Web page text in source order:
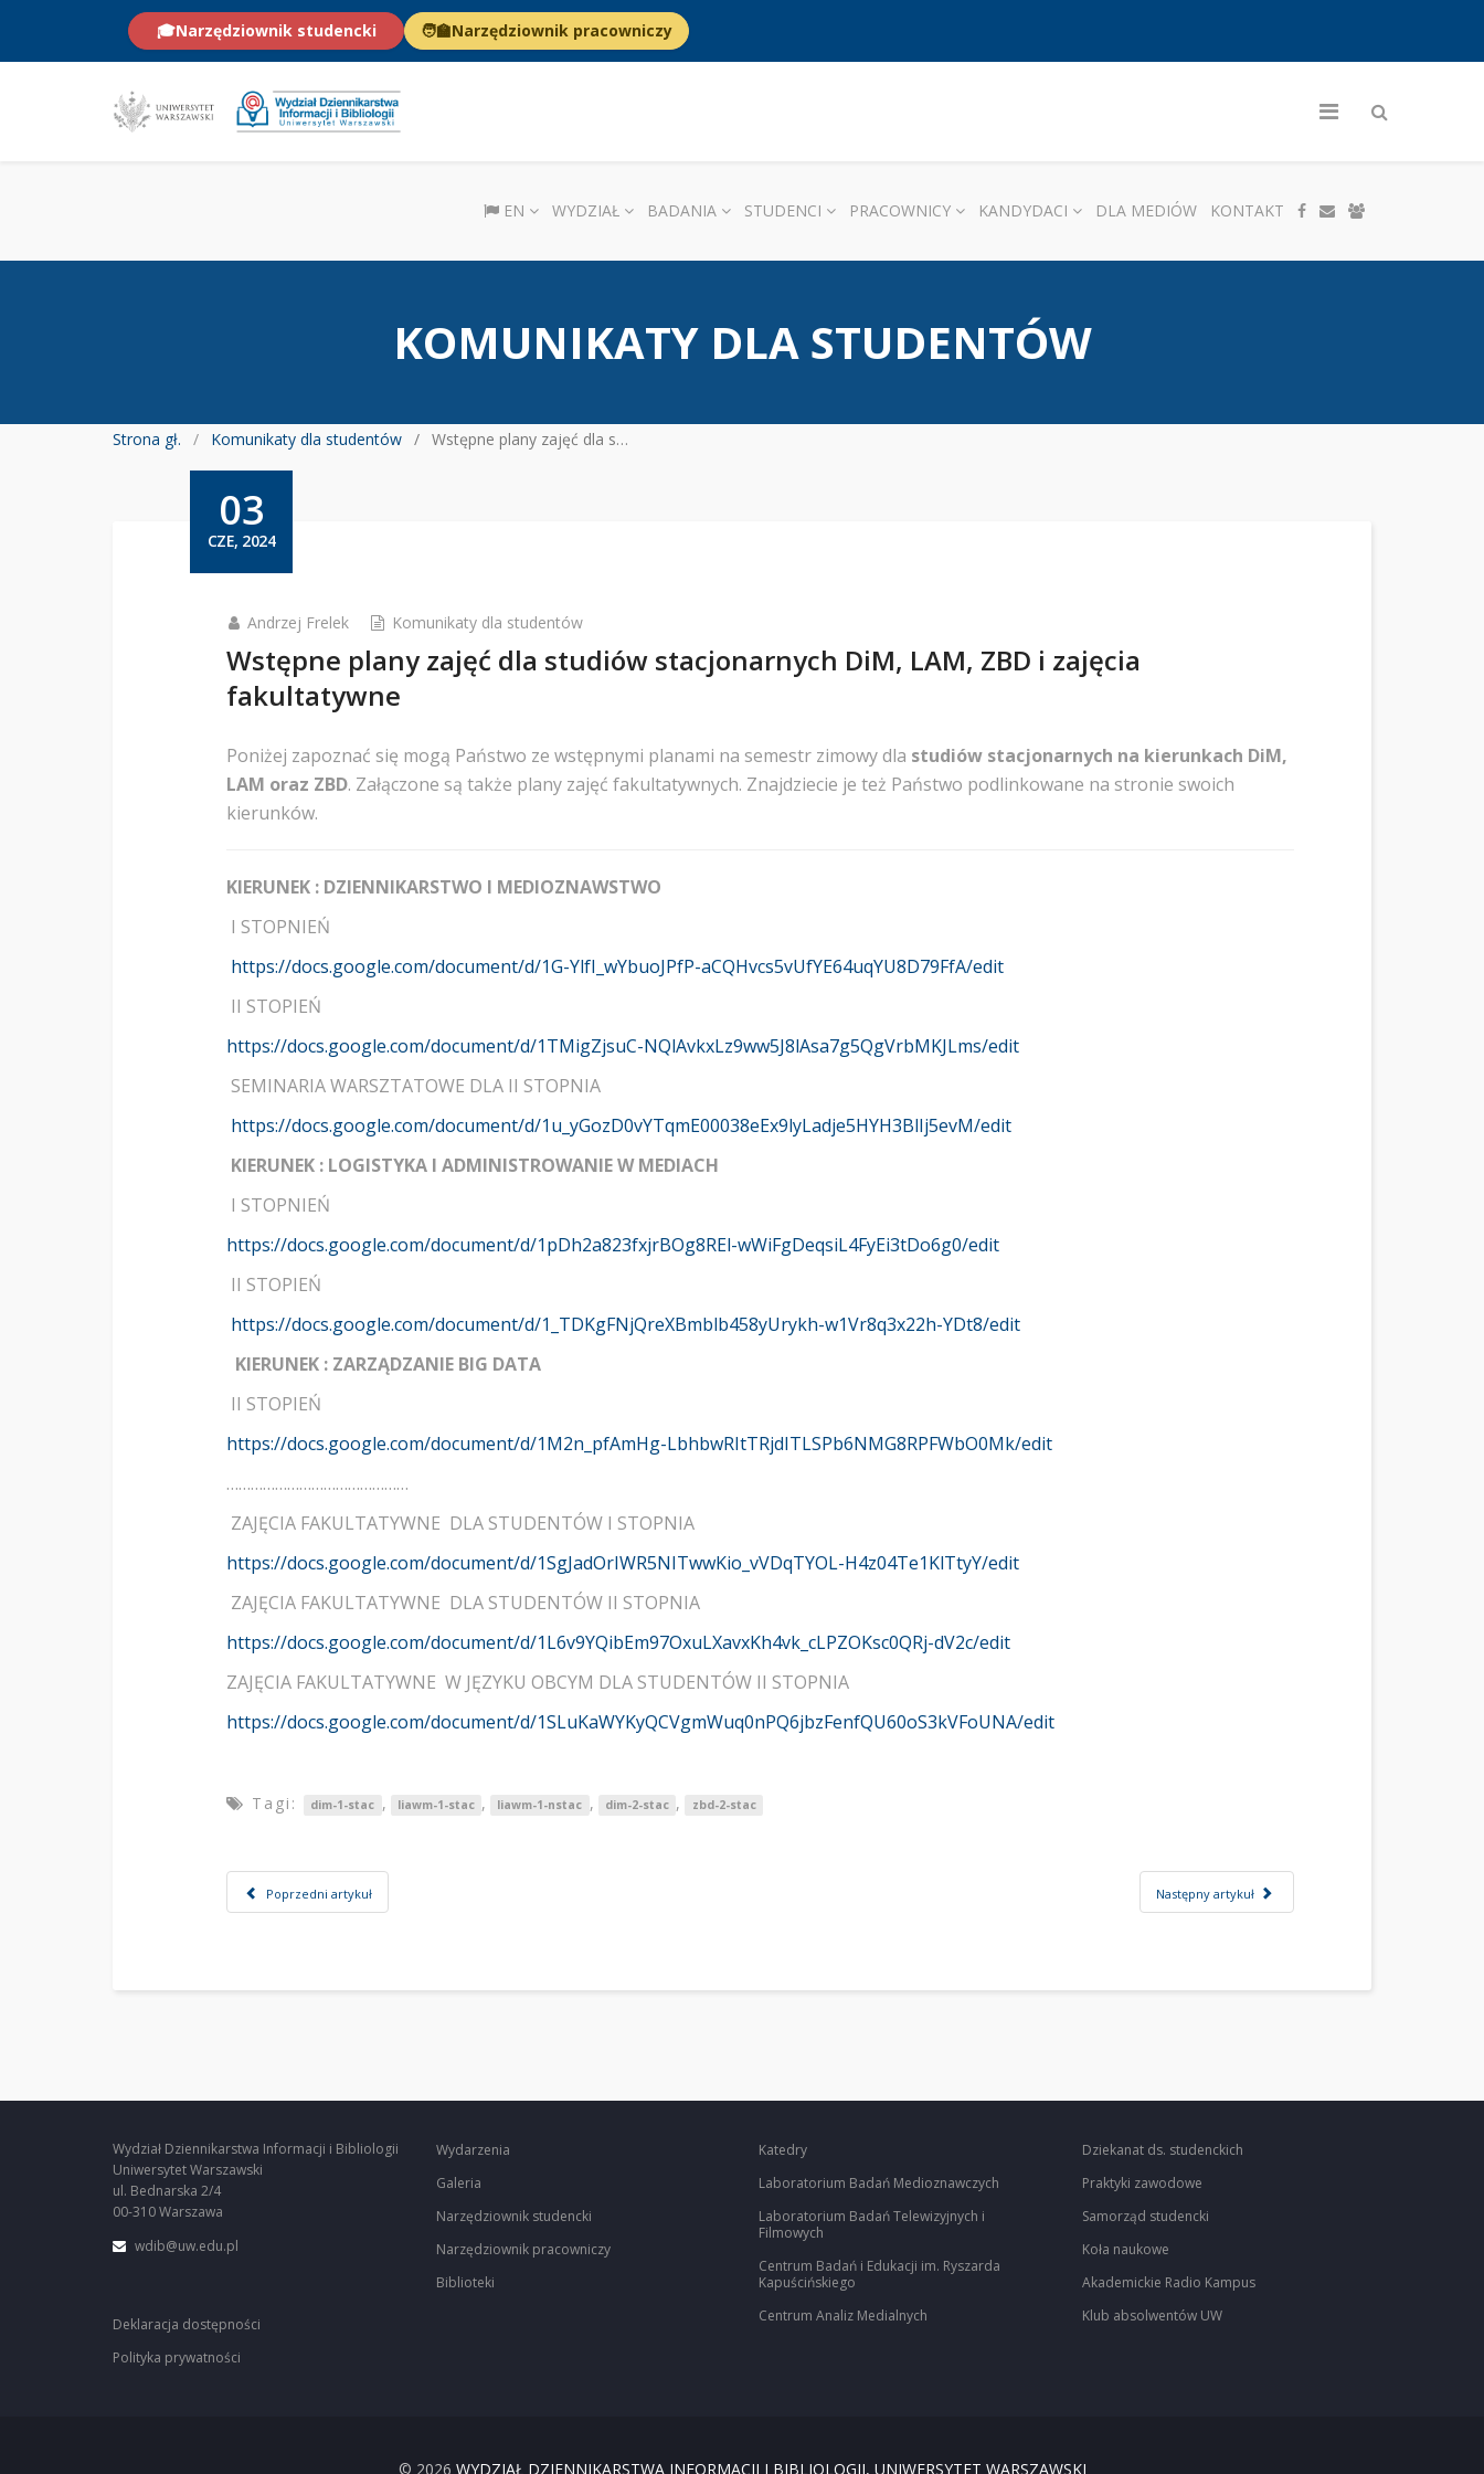
🎓Narzędziownik studencki 🧑‍🏫Narzędziownik pracowniczy
EN WYDZIAŁ BADANIA STUDENCI PRACOWNICY KANDYDACI DLA MEDIÓW KONTAKT
KOMUNIKATY DLA STUDENTÓW
Strona gł. Komunikaty dla studentów Wstępne plany zajęć dla studiów stacjonarnych DiM, LAM, ZBD i zajęcia fakultatywne
03
CZE, 2024
Andrzej Frelek Komunikaty dla studentów
Wstępne plany zajęć dla studiów stacjonarnych DiM, LAM, ZBD i zajęcia
fakultatywne
Poniżej zapoznać się mogą Państwo ze wstępnymi planami na semestr zimowy dla studiów stacjonarnych na kierunkach DiM,
LAM oraz ZBD. Załączone są także plany zajęć fakultatywnych. Znajdziecie je też Państwo podlinkowane na stronie swoich
kierunków.
KIERUNEK : DZIENNIKARSTWO I MEDIOZNAWSTWO
I STOPNIEŃ
https://docs.google.com/document/d/1G-YlfI_wYbuoJPfP-aCQHvcs5vUfYE64uqYU8D79FfA/edit
II STOPIEŃ
https://docs.google.com/document/d/1TMigZjsuC-NQlAvkxLz9ww5J8lAsa7g5QgVrbMKJLms/edit
SEMINARIA WARSZTATOWE DLA II STOPNIA
https://docs.google.com/document/d/1u_yGozD0vYTqmE00038eEx9lyLadje5HYH3BlIj5evM/edit
KIERUNEK : LOGISTYKA I ADMINISTROWANIE W MEDIACH
I STOPNIEŃ
https://docs.google.com/document/d/1pDh2a823fxjrBOg8REl-wWiFgDeqsiL4FyEi3tDo6g0/edit
II STOPIEŃ
https://docs.google.com/document/d/1_TDKgFNjQreXBmblb458yUrykh-w1Vr8q3x22h-YDt8/edit
KIERUNEK : ZARZĄDZANIE BIG DATA
II STOPIEŃ
https://docs.google.com/document/d/1M2n_pfAmHg-LbhbwRItTRjdITLSPb6NMG8RPFWbO0Mk/edit
………………………………………
ZAJĘCIA FAKULTATYWNE DLA STUDENTÓW I STOPNIA
https://docs.google.com/document/d/1SgJadOrIWR5NITwwKio_vVDqTYOL-H4z04Te1KlTtyY/edit
ZAJĘCIA FAKULTATYWNE DLA STUDENTÓW II STOPNIA
https://docs.google.com/document/d/1L6v9YQibEm97OxuLXavxKh4vk_cLPZOKsc0QRj-dV2c/edit
ZAJĘCIA FAKULTATYWNE W JĘZYKU OBCYM DLA STUDENTÓW II STOPNIA
https://docs.google.com/document/d/1SLuKaWYKyQCVgmWuq0nPQ6jbzFenfQU60oS3kVFoUNA/edit
Tagi: dim-1-stac , liawm-1-stac , liawm-1-nstac , dim-2-stac , zbd-2-stac
Poprzedni artykuł Następny artykuł
Wydział Dziennikarstwa Informacji i Bibliologii
Uniwersytet Warszawski
ul. Bednarska 2/4
00-310 Warszawa
wdib@uw.edu.pl
Deklaracja dostępności
Polityka prywatności
Wydarzenia
Galeria
Narzędziownik studencki
Narzędziownik pracowniczy
Biblioteki
Katedry
Laboratorium Badań Medioznawczych
Laboratorium Badań Telewizyjnych i
Filmowych
Centrum Badań i Edukacji im. Ryszarda
Kapuścińskiego
Centrum Analiz Medialnych
Dziekanat ds. studenckich
Praktyki zawodowe
Samorząd studencki
Koła naukowe
Akademickie Radio Kampus
Klub absolwentów UW
© 2026 WYDZIAŁ DZIENNIKARSTWA INFORMACJI I BIBLIOLOGII, UNIWERSYTET WARSZAWSKI